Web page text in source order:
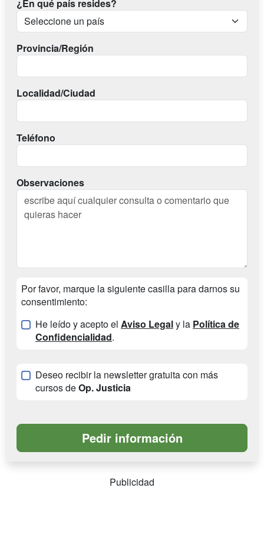
¿En qué país resides?
Provincia/Región
Localidad/Ciudad
Teléfono
Observaciones
Por favor, marque la siguiente casilla para darnos su
consentimiento:
He leído y acepto el Aviso Legaly la Política de
Confidencialidad.
Deseo recibir la newsletter gratuita con más
cursos deOp. Justicia
Publicidad